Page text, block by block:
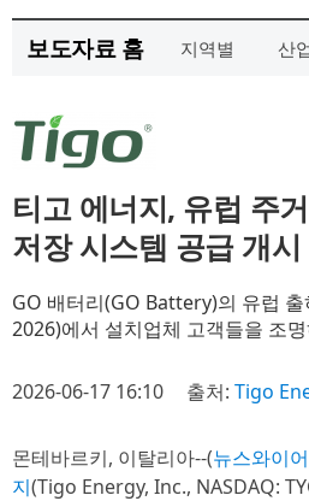
보도자료 홈 지역별 산
티고 에너지, 유럽 주
저장 시스템 공급 개시
GO 배터리(GO Battery)의 유럽
2026)에서 설치업체 고객들을 조
2026-06-17 16:10 출처: Tigo
몬테바르키, 이탈리아--(뉴스와이어
지(Tigo Energy, Inc., NASDAQ: